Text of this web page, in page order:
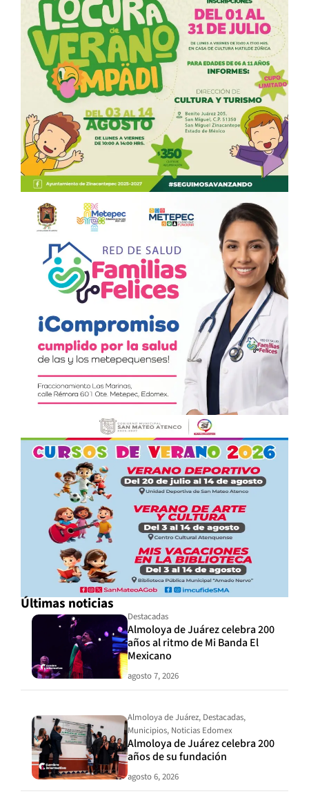
Últimas noticias
Destacadas
Almoloya de Juárez celebra 200
años al ritmo de Mi Banda El
Mexicano
agosto 7, 2026
Almoloya de Juárez, Destacadas,
Municipios, Noticias Edomex
Almoloya de Juárez celebra 200
años de su fundación
agosto 6, 2026